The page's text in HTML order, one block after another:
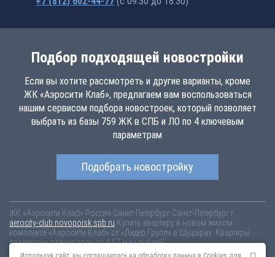
Подбор подходящей новостройки
Если вы хотите рассмотреть и другие варианты, кроме
ЖК «Аэросити Клаб», предлагаем вам воспользоваться
нашим сервисом подбора новостроек, который позволяет
выбрать из базы 759 ЖК в СПБ и ЛО по 4 ключевым
параметрам
Подобрать новостройку
ЖК «Аэросити Клаб» Россия Санкт-Петербург Санкт-Петербург г,
aerocity-club.novopoisk.spb.ru Купить квартиру в новом жилом
комплексе «Аэросити Клаб» от «Лидер Групп» в Шушарах. Квартиры
различных планировок от 4.57 млн рублей!